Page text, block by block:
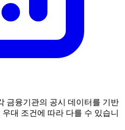
금융기관의 공시 데이터를 기반
대 조건에 따라 다를 수 있습니